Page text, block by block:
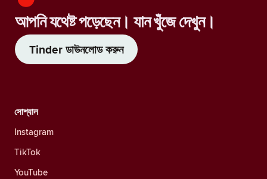
আপনি যথেষ্ট পড়েছেন। যান খুঁজে দেখুন।
Tinder ডাউনলোড করুন
সোশ্যাল
Instagram
TikTok
YouTube